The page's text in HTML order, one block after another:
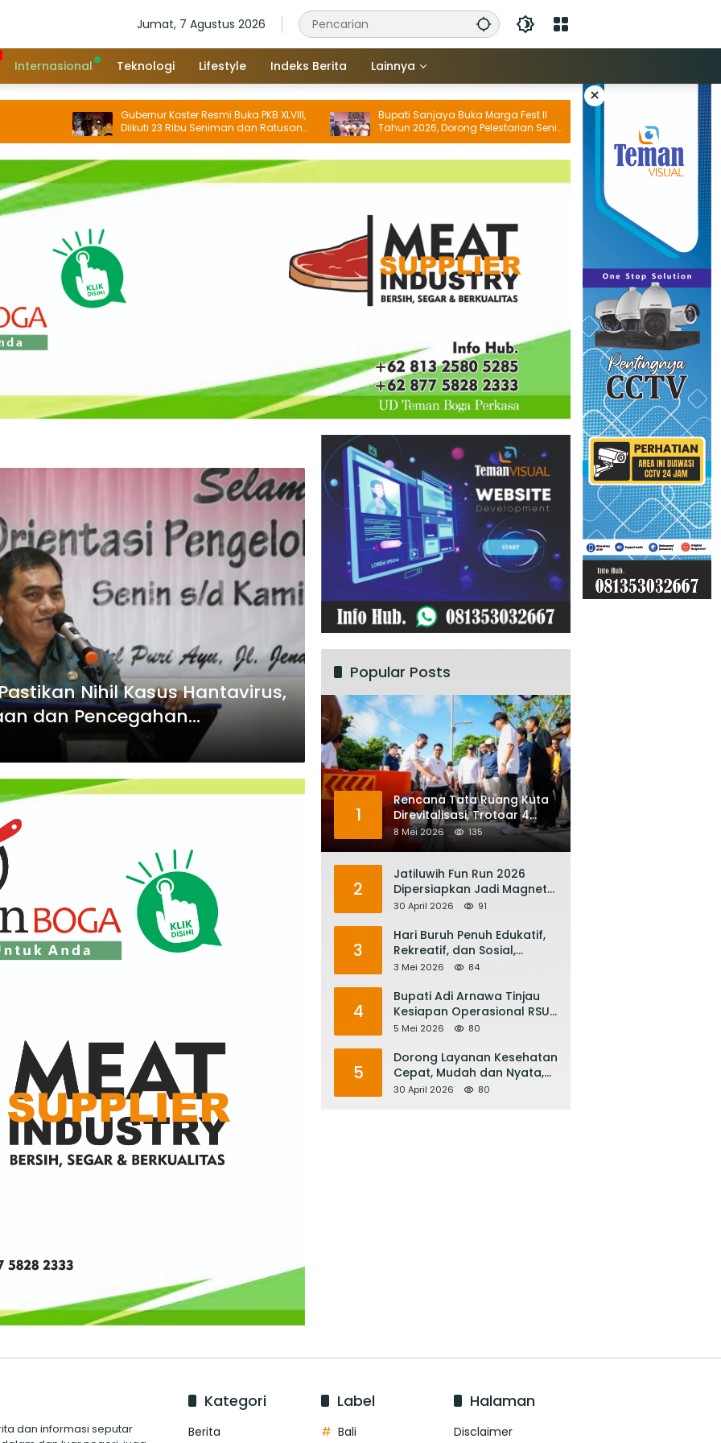
Jumat, 7 Agustus 2026
Internasional Teknologi Lifestyle Indeks Berita Lainnya
×
Gubernur Koster Resmi Buka PKB XLVIII,
Diikuti 23 Ribu Seniman dan Ratusan
Sekaa, IKM/UMKM Digratiskan
Bupati Sanjaya Buka Marga Fest II
Tahun 2026, Dorong Pelestarian Seni
Budaya dan Penguatan Potensi Lokal
Hadiri Ngenteg Linggih di
Wagub Giri Prasta
Pentingnya Gotong
Persatuan Krama
Nihil Kasus Hantavirus,
dan Pencegahan
Popular Posts
1
Rencana Tata Ruang Kuta
Direvitalisasi, Trotoar 4
Meter dan Integrasi
Transportasi Listrik
8 Mei 2026 135
2
Jatiluwih Fun Run 2026
Dipersiapkan Jadi Magnet
Pariwisata Internasional,
Pariwisata Bali
30 April 2026 91
3
Hari Buruh Penuh Edukatif,
Rekreatif, dan Sosial,
Gubernur Koster: Matur
Mesin Ekonomi Bali
3 Mei 2026 84
4
Bupati Adi Arnawa Tinjau
Kesiapan Operasional RSUD
Giri Asih, Harapkan Jadi RS
5 Mei 2026 80
5
Dorong Layanan Kesehatan
Cepat, Mudah dan Nyata,
Bupati Adi Arnawa Evaluasi
30 April 2026 80
dan informasi seputar
Kategori
Berita
Label
Bali
Halaman
Disclaimer